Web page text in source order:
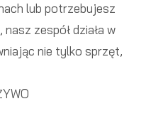
lub potrzebujesz
zespół działa w
nie tylko sprzęt,